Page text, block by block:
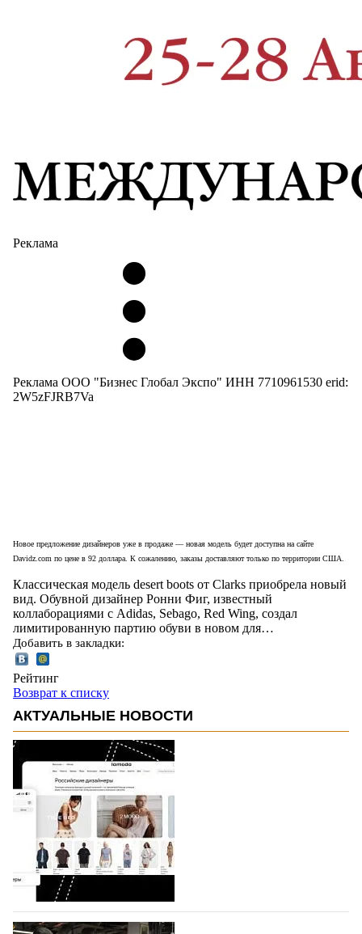
Реклама
Реклама ООО "Бизнес Глобал Экспо" ИНН 7710961530 erid:
2W5zFJRB7Va
Новое предложение дизайнеров уже в продаже — новая модель будет доступна на сайте
Davidz.сom по цене в 92 доллара. К сожалению, заказы доставляют только по территории США.
Классическая модель desert boots от Clarks приобрела новый
вид. Обувной дизайнер Ронни Фиг, известный
коллаборациями с Adidas, Sebago, Red Wing, создал
лимитированную партию обуви в новом для…
Добавить в закладки:
Рейтинг
Возврат к списку
АКТУАЛЬНЫЕ НОВОСТИ